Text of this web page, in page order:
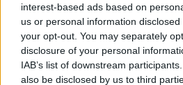
interest-based ads based on
us or personal information
your opt-out. You may separately
disclosure of your personal
IAB’s list of downstream
also be disclosed by us to third